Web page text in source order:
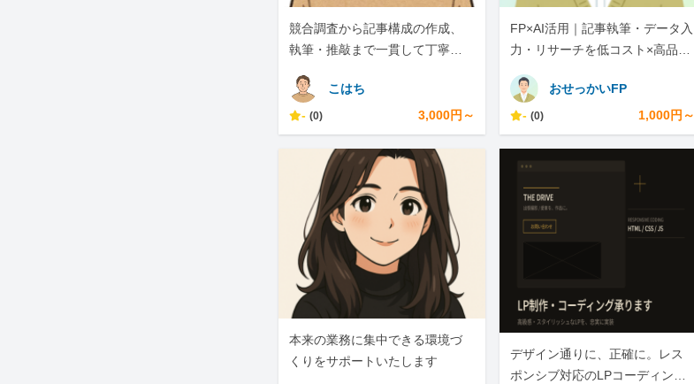
競合調査から記事構成の作成、
執筆・推敲まで一貫して丁寧に
こはち
- (0) 3,000円～
FP×AI活用｜記事執筆・データ入
力・リサーチを低コスト×高品質
おせっかいFP
- (0) 1,000円～
本来の業務に集中できる環境づ
くりをサポートいたします
デザイン通りに、正確に。レス
ポンシブ対応のLPコーディング